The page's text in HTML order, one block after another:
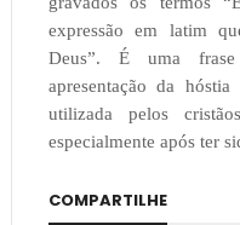
expressão em latim
Deus”. É uma
apresentação da
utilizada pelos
especialmente após ter
COMPARTILHE